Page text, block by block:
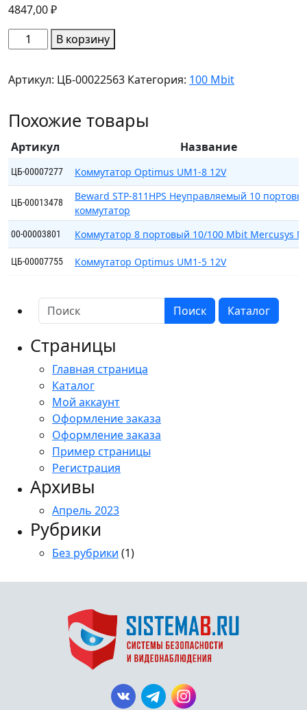
4847,00₽
Количество
товара
DES-
Коммутатор
портовый
10/100
В корзину
Артикул: ЦБ-00022563 Категория: 100 Mbit
Похожие товары
Артикул Название
ЦБ-00007277 Коммутатор Optimus UM1-8 12V
ЦБ-00013478
Beward STP-811HPS Неуправляемый 10
коммутатор
00-00003801 Коммутатор 8 портовый 10/100 Mbit Mercusys
ЦБ-00007755 Коммутатор Optimus UM1-5 12V
Поиск Каталог
Страницы
Главная страница
Каталог
Мой аккаунт
Оформление заказа
Оформление заказа
Пример страницы
Регистрация
Архивы
Апрель 2023
Рубрики
Без рубрики (1)